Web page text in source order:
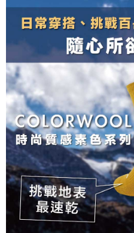
1.本服務係由「台灣大哥大股份有限
用戶於交易時，得透過本服務購買商
買賣價金債權讓與本公司後，依約使
2.基於同意付款使用「大哥付你分
資料（包含姓名、電話或地址）提
由本公司與您本人進行分期帳單所需
3.完整用戶服務條款，請詳閱以下連結
購買商品的店家。未經商家同意取消
後付繳納相關費用。
※ 交易是否成功請以「AFTEE先享
是否繳費成功／繳費後需取消欲退款
客戶支援中心」https://
【注意事項】
１．透過由恩沛科技股份有限公司
易，需依本服務之必要範圍內提供
權轉讓予恩沛科技股份有限公司。
２．關於個人資料處理事宜，請瀏覽
https://aftee.tw/terms/#terms3
３．未成年的使用者請事先徵得法定
「AFTEE先享後付」，若未經同意
任。
４．使用「AFTEE先享後付」時，
時審查核予不同之上限額度；若仍
請求用戶進行身份認證。
５．嚴禁一人註冊多個帳號或使用
恩沛科技股份有限公司將有權停止
7-11取貨付款
每筆NT$100，滿NT$1,000(含以
付款後7-11取貨
每筆NT$100，滿NT$1,000(含以
宅配
每筆NT$100，滿NT$1,000(含
順豐